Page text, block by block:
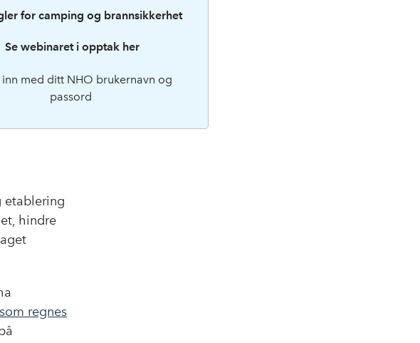
o
Ifor camping og brannsikkerhet
Se webinaret i opptak her
med ditt NHO brukernavn og
passord
etablering
hindre
regnes